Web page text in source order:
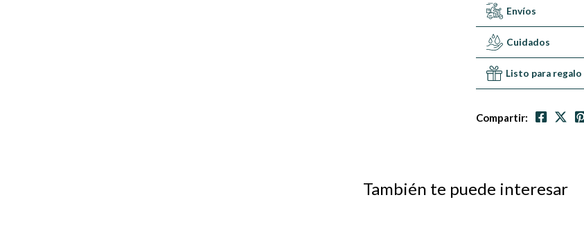
Envíos
Cuidados
Listo para regalo
Compartir:
También te puede interesar